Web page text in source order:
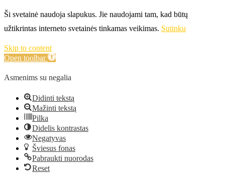
Ši svetainė naudoja slapukus. Jie naudojami tam, kad būtų
užtikrintas interneto svetainės tinkamas veikimas. Sutinku
Skip to content
Open toolbar
Asmenims su negalia
Didinti tekstą
Mažinti tekstą
Pilka
Didelis kontrastas
Negatyvas
Šviesus fonas
Pabraukti nuorodas
Reset